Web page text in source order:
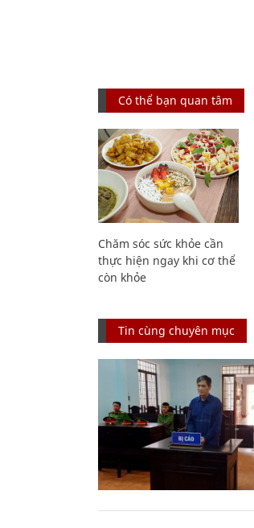
Có thể bạn quan tâm
Chăm sóc sức khỏe cần
thực hiện ngay khi cơ thể
còn khỏe
Tin cùng chuyên mục